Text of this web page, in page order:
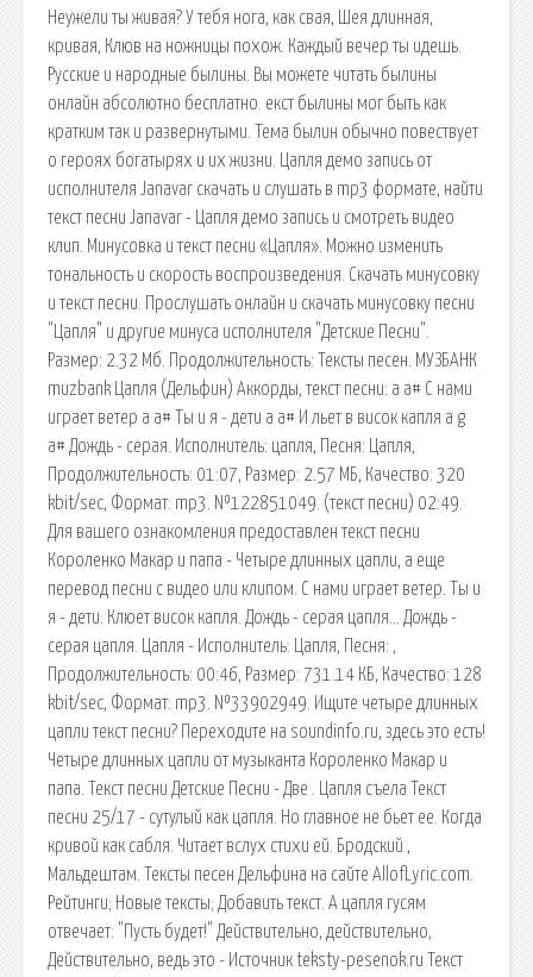
Неужели ты живая? У тебя нога, как свая, Шея длинная,
кривая, Клюв на ножницы похож. Каждый вечер ты идешь.
Русские и народные былины. Вы можете читать былины
онлайн абсолютно бесплатно. екст былины мог быть как
кратким так и развернутыми. Тема былин обычно повествует
о героях богатырях и их жизни. Цапля демо запись от
исполнителя Janavar скачать и слушать в mp3 формате, найти
текст песни Janavar - Цапля демо запись и смотреть видео
клип. Минусовка и текст песни «Цапля». Можно изменить
тональность и скорость воспроизведения. Скачать минусовку
и текст песни. Прослушать онлайн и скачать минусовку песни
"Цапля" и другие минуса исполнителя "Детские Песни".
Размер: 2.32 Мб. Продолжительность: Тексты песен. МУЗБАНК
muzbank Цапля (Дельфин) Аккорды, текст песни: a a# С нами
играет ветер a a# Ты и я - дети a a# И льет в висок капля a g
a# Дождь - серая. Исполнитель: цапля, Песня: Цапля,
Продолжительность: 01:07, Размер: 2.57 МБ, Качество: 320
kbit/sec, Формат: mp3. №122851049. (текст песни) 02:49.
Для вашего ознакомления предоставлен текст песни
Короленко Макар и папа - Четыре длинных цапли, а еще
перевод песни с видео или клипом. С нами играет ветер. Ты и
я - дети. Клюет висок капля. Дождь - серая цапля… Дождь -
серая цапля. Цапля - Исполнитель: Цапля, Песня: ,
Продолжительность: 00:46, Размер: 731.14 КБ, Качество: 128
kbit/sec, Формат: mp3. №33902949. Ищите четыре длинных
цапли текст песни? Переходите на soundinfo.ru, здесь это есть!
Четыре длинных цапли от музыканта Короленко Макар и
папа. Текст песни Детские Песни - Две . Цапля съела Текст
песни 25/17 - сутулый как цапля. Но главное не бьет ее. Когда
кривой как сабля. Читает вслух стихи ей. Бродский ,
Мальдештам. Тексты песен Дельфина на сайте AllofLyric.com.
Рейтинги; Новые тексты; Добавить текст. А цапля гусям
отвечает: "Пусть будет!" Действительно, действительно,
Действительно, ведь это - Источник teksty-pesenok.ru Текст